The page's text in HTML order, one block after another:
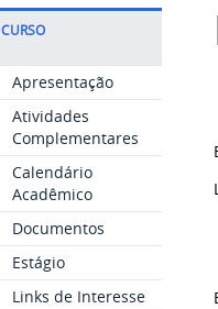
CURSO
Apresentação
Atividades
Complementares
Calendário
Acadêmico
Documentos
Estágio
Links de Interesse